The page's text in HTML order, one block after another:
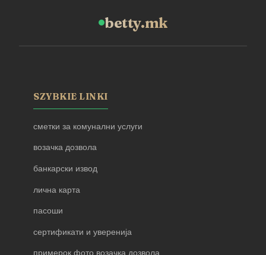
betty.mk
SZYBKIE LINKI
сметки за комунални услуги
возачка дозвола
банкарски извод
лична карта
пасоши
сертификати и уверенија